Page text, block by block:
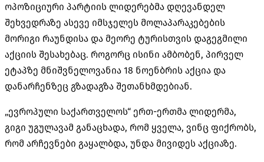
ოპოზიციური პარტიის ლიდერებმა დღევანდელ
შეხვედრაზე ასევე იმსჯელეს მოლაპარაკებების
მორიგი რაუნდისა და მეორე ტურისთვის დაგეგმილი
აქციის შესახებაც. როგორც ისინი ამბობენ, პირველ
ეტაპზე მნიშვნელოვანია 18 ნოენბრის აქცია და
დანარჩენზეც გზადაგზა შეთანხმდებიან.
„ევროპული საქართველოს“ ერთ-ერთმა ლიდერმა,
გიგი უგულავამ განაცხადა, რომ ყველა, ვინც ფიქრობს,
რომ არჩევნები გაყალბდა, უნდა მივიდეს აქციაზე.